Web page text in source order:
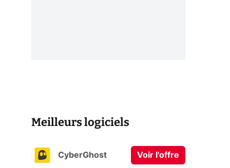
Meilleurs logiciels
CyberGhost Voir l'offre